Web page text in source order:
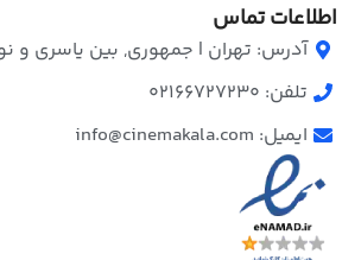
اطلاعات تماس
آدرس: تهران | جمهوری, بین یاسری و
تلفن: 02166727230
ایمیل: info@cinemakala.com